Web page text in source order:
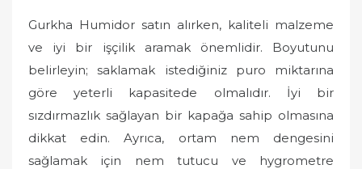
Gurkha Humidor satın alırken, kaliteli malzeme
ve iyi bir işçilik aramak önemlidir. Boyutunu
belirleyin; saklamak istediğiniz puro miktarına
göre yeterli kapasitede olmalıdır. İyi bir
sızdırmazlık sağlayan bir kapağa sahip olmasına
dikkat edin. Ayrıca, ortam nem dengesini
sağlamak için nem tutucu ve hygrometre